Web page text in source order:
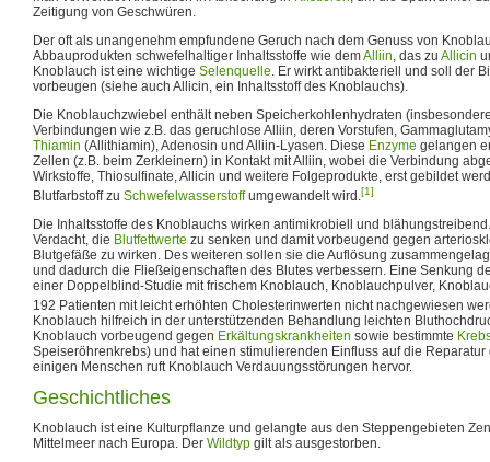
Zeitigung von Geschwüren.
Der oft als unangenehm empfundene Geruch nach dem Genuss von
Abbauprodukten schwefelhaltiger Inhaltsstoffe wie demAlliin, das zu Allicin
Knoblauch ist eine wichtige Selenquelle. Er wirkt antibakteriell und soll der
vorbeugen (siehe auch Allicin, ein Inhaltsstoff des Knoblauchs).
Die Knoblauchzwiebel enthält neben Speicherkohlenhydraten
Verbindungen wie z.B. das geruchlose Alliin, deren Vorstufen,
Thiamin (Allithiamin), Adenosin und Alliin-Lyasen. Diese Enzyme gelangen
Zellen (z.B. beim Zerkleinern) in Kontakt mit Alliin, wobei die Verbindung
Wirkstoffe, Thiosulfinate, Allicin und weitere Folgeprodukte, erst gebildet
Blutfarbstoff zu Schwefelwasserstoffumgewandelt wird.[1]
Die Inhaltsstoffe des Knoblauchs wirken antimikrobiell und
Verdacht, die Blutfettwerte zu senken und damit vorbeugend gegen
Blutgefäße zu wirken. Des weiteren sollen sie die Auflösung
und dadurch die Fließeigenschaften des Blutes verbessern. Eine Senkung
einer Doppelblind-Studie mit frischem Knoblauch, Knoblauchpulver,
192 Patienten mit leicht erhöhten Cholesterinwerten nicht nachgewiesen
Knoblauch hilfreich in der unterstützenden Behandlung leichten
Knoblauch vorbeugend gegen Erkältungskrankheiten sowie bestimmte
Speiseröhrenkrebs) und hat einen stimulierenden Einfluss auf die
einigen Menschen ruft Knoblauch Verdauungsstörungen hervor.
Geschichtliches
Knoblauch ist eine Kulturpflanze und gelangte aus den Steppengebieten
Mittelmeer nach Europa. Der Wildtyp gilt als ausgestorben.